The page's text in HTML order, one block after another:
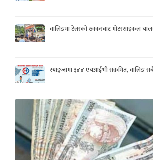
वालिङमा टेलरको ठक्करबाट मोटरसाइकल
स्याङ्जामा ३४४ एचआईभी संक्रमित, वालिङ